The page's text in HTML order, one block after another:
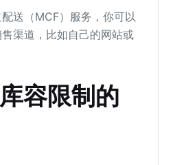
送（MCF）服务，你可以
渠道，比如自己的网站或
容限制的